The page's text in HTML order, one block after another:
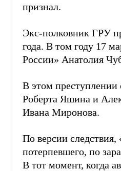
признал.
Экс-полковник ГРУ
года. В том году 17
России» Анатолия
В этом преступлении
Роберта Яшина и
Ивана Миронова.
По версии
потерпевшего, по
В тот момент, когда